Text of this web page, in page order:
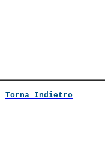
Torna Indietro